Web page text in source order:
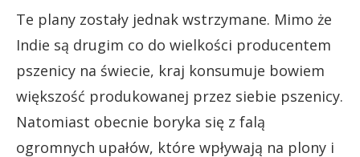
Te plany zostały jednak wstrzymane. Mimo że
Indie są drugim co do wielkości producentem
pszenicy na świecie, kraj konsumuje bowiem
większość produkowanej przez siebie pszenicy.
Natomiast obecnie boryka się z falą
ogromnych upałów, które wpływają na plony i